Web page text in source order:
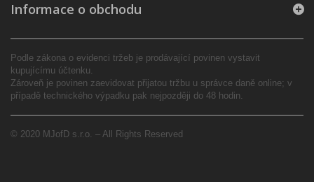
Informace o obchodu
Podle zákona o evidenci tržeb je prodávající povinen vystavit
kupujícímu účtenku.
Zároveň je povinen zaevidovat přijatou tržbu u správce daně online; v
případě technického výpadku pak nejpozději do 48 hodin.
© 2020 MJofD s.r.o. – All Rights Reserved